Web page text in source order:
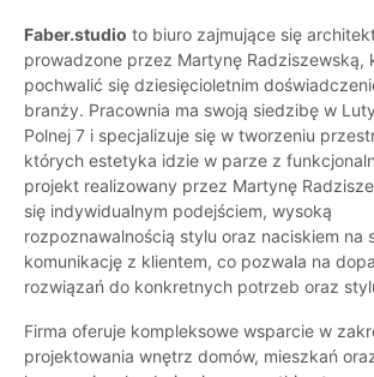
Faber.studio to biuro zajmujące się
prowadzone przez Martynę Radziszewską,
pochwalić się dziesięcioletnim
branży. Pracownia ma swoją siedzibę w
Polnej 7 i specjalizuje się w tworzeniu
których estetyka idzie w parze z
projekt realizowany przez Martynę
się indywidualnym podejściem, wysoką
rozpoznawalnością stylu oraz naciskiem na
komunikację z klientem, co pozwala na
rozwiązań do konkretnych potrzeb oraz
Firma oferuje kompleksowe wsparcie w
projektowania wnętrz domów, mieszkań